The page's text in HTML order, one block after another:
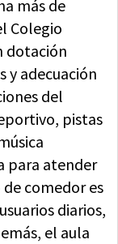
más de
Colegio
dotación
y adecuación
del
pistas
para atender
de comedor es
diarios,
el aula